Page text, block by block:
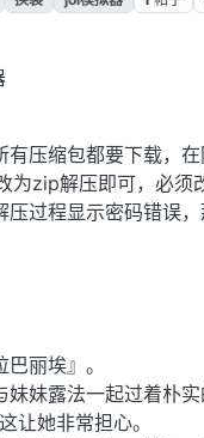
压缩包都要下载，
为zip解压即可，必须
过程显示密码错误
丽埃』。
妹妹露法一起过着朴
让她非常担心。